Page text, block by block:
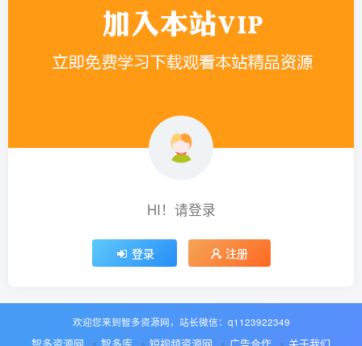
HI！请登录
登录 注册
欢迎您来到智多资源网，站长微信：q1123922349